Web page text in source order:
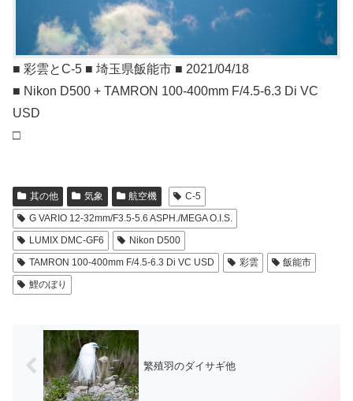
■ 彩雲とC-5 ■ 埼玉県飯能市 ■ 2021/04/18
■ Nikon D500 + TAMRON 100-400mm F/4.5-6.3 Di VC
USD
□
其の他 気象 航空機
C-5
G VARIO 12-32mm/F3.5-5.6 ASPH./MEGA O.I.S.
LUMIX DMC-GF6
Nikon D500
TAMRON 100-400mm F/4.5-6.3 Di VC USD
彩雲
飯能市
鯉のぼり
繁殖羽のダイサギ他